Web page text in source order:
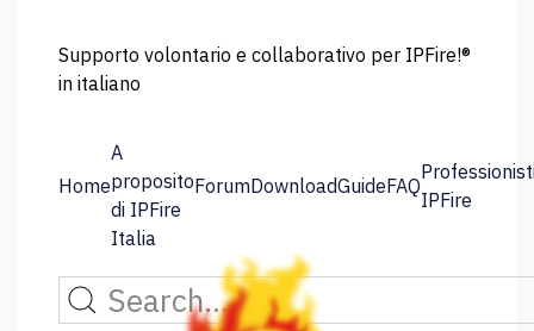
Supporto volontario e collaborativo per IPFire!®
in italiano
Home
A
proposito
di IPFire
Italia
ForumDownloadGuideFAQ
IPFire